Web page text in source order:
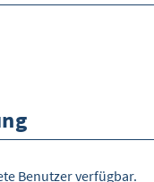
Benutzer verfügbar.